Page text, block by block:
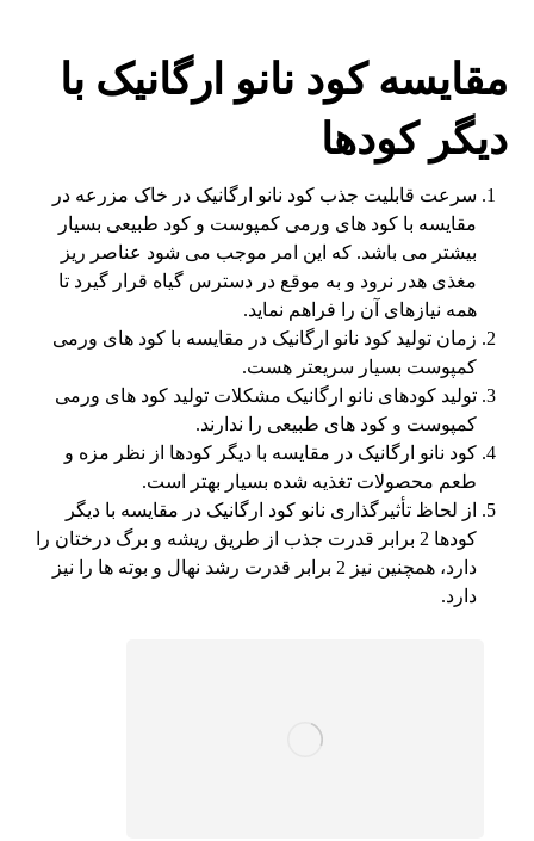
مقایسه کود نانو ارگانیک با
دیگر کودها
سرعت قابلیت جذب کود نانو ارگانیک در خاک مزرعه در
مقایسه با کود های ورمی کمپوست و کود طبیعی بسیار
بیشتر می باشد. که این امر موجب می شود عناصر ریز
مغذی هدر نرود و به موقع در دسترس گیاه قرار گیرد تا
همه نیازهای آن را فراهم نماید.
زمان تولید کود نانو ارگانیک در مقایسه با کود های ورمی
کمپوست بسیار سریعتر هست.
تولید کودهای نانو ارگانیک مشکلات تولید کود های ورمی
کمپوست و کود های طبیعی را ندارند.
کود نانو ارگانیک در مقایسه با دیگر کودها از نظر مزه و
طعم محصولات تغذیه شده بسیار بهتر است.
از لحاظ تأثیرگذاری نانو کود ارگانیک در مقایسه با دیگر
کودها 2 برابر قدرت جذب از طریق ریشه و برگ درختان را
دارد، همچنین نیز 2 برابر قدرت رشد نهال و بوته ها را نیز
دارد.